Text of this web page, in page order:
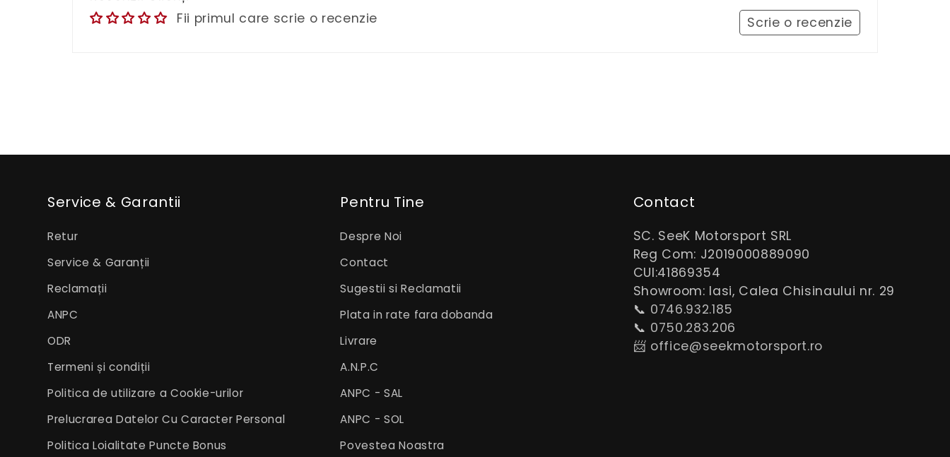
Fii primul care scrie o recenzie
Scrie o recenzie
Service & Garantii
Retur
Service & Garanții
Reclamații
ANPC
ODR
Termeni și condiții
Politica de utilizare a Cookie-urilor
Prelucrarea Datelor Cu Caracter Personal
Politica Loialitate Puncte Bonus
Pentru Tine
Despre Noi
Contact
Sugestii si Reclamatii
Plata in rate fara dobanda
Livrare
A.N.P.C
ANPC - SAL
ANPC - SOL
Povestea Noastra
Contact
SC. SeeK Motorsport SRL
Reg Com: J2019000889090
CUI:41869354
Showroom: Iasi, Calea Chisinaului nr. 29
📞 0746.932.185
📞 0750.283.206
📨 office@seekmotorsport.ro